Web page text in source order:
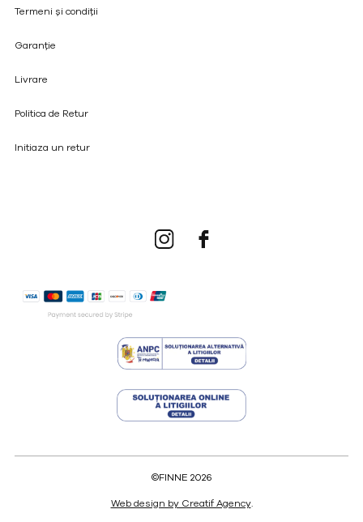
Termeni și condiții
Garanție
Livrare
Politica de Retur
Initiaza un retur
©FINNE 2026
Web design by Creatif Agency.